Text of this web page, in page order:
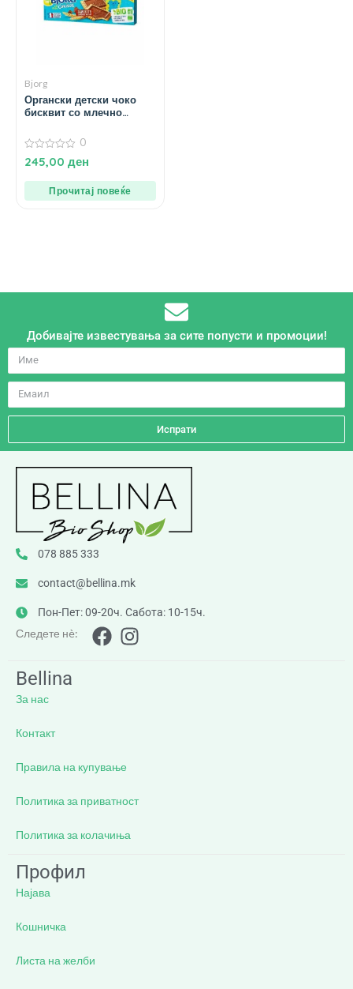
Bjorg
Органски детски чоко
бисквит со млечно
0
од
0
245,00 ден
Прочитај повеќе
Добивајте известувања за сите попусти и промоции!
Испрати
078 885 333
contact@bellina.mk
Пон-Пет: 09-20ч. Сабота: 10-15ч.
Следете нè:
Bellina
За нас
Контакт
Правила на купување
Политика за приватност
Политика за колачиња
Профил
Најава
Кошничка
Листа на желби